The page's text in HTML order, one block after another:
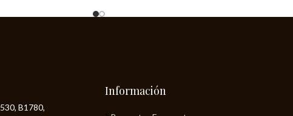
B1780,
Información